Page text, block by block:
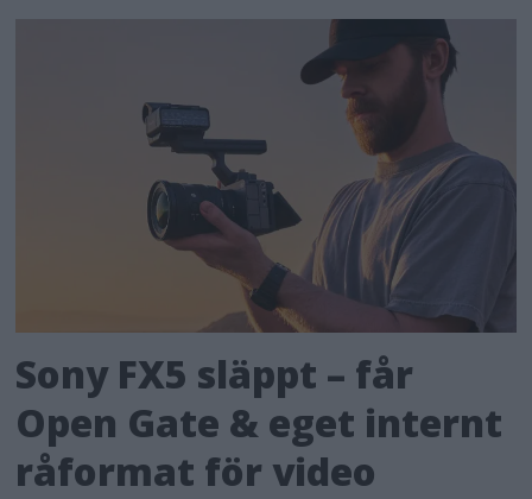
Sony FX5 släppt – får
Open Gate & eget internt
råformat för video